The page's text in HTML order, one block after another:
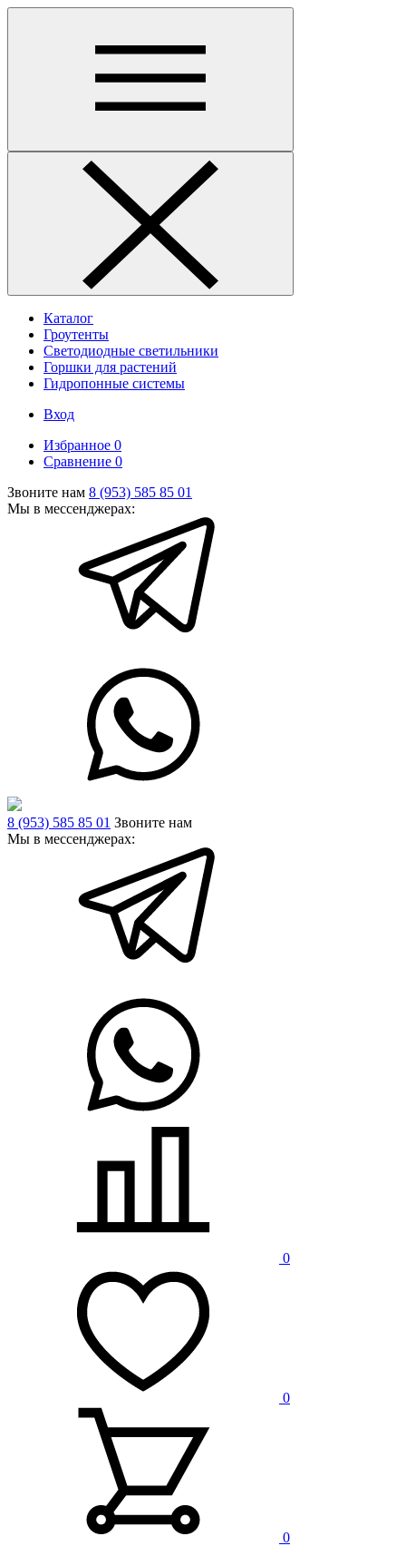
Каталог
Гроутенты
Светодиодные светильники
Горшки для растений
Гидропонные системы
Вход
Избранное 0
Сравнение 0
Звоните нам 8 (953) 585 85 01
Мы в мессенджерах:
8 (953) 585 85 01 Звоните нам
Мы в мессенджерах:
0
0
0